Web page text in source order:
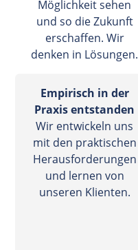
Möglichkeit sehen
und so die Zukunft
erschaffen. Wir
denken in Lösungen.
Empirisch in der
Praxis entstanden
Wir entwickeln uns
mit den praktischen
Herausforderungen
und lernen von
unseren Klienten.